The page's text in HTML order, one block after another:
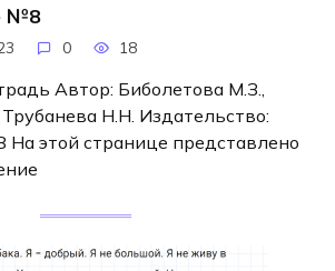
№8
0 18
Автор: Биболетова М.З.,
Н.Н. Издательство:
этой странице представлено